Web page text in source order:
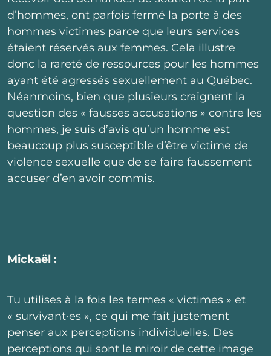
d’hommes, ont parfois fermé la porte à des
hommes victimes parce que leurs services
étaient réservés aux femmes. Cela illustre
donc la rareté de ressources pour les hommes
ayant été agressés sexuellement au Québec.
Néanmoins, bien que plusieurs craignent la
question des « fausses accusations » contre les
hommes, je suis d’avis qu’un homme est
beaucoup plus susceptible d’être victime de
violence sexuelle que de se faire faussement
accuser d’en avoir commis.
Mickaël :
Tu utilises à la fois les termes « victimes » et
« survivant·es », ce qui me fait justement
penser aux perceptions individuelles. Des
perceptions qui sont le miroir de cette image